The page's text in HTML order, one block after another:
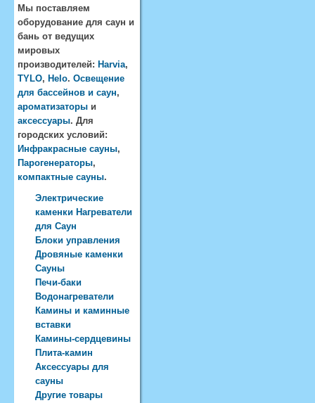
Мы поставляем
оборудование для саун и
бань от ведущих
мировых
производителей: Harvia,
TYLO, Helo. Освещение
для бассейнов и саун,
ароматизаторы и
аксессуары. Для
городских условий:
Инфракрасные сауны,
Парогенераторы,
компактные сауны.
Электрические
каменки Нагреватели
для Саун
Блоки управления
Дровяные каменки
Сауны
Печи-баки
Водонагреватели
Камины и каминные
вставки
Камины-сердцевины
Плита-камин
Аксессуары для
сауны
Другие товары